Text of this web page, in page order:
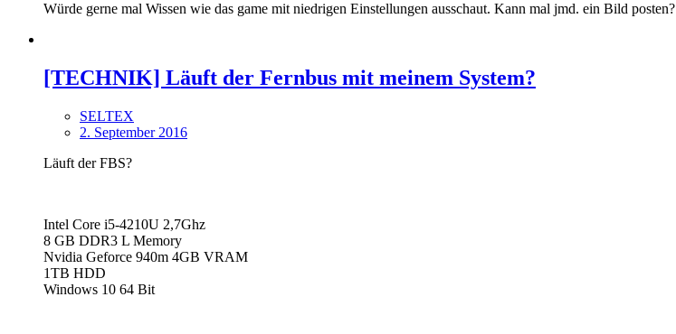
Würde gerne mal Wissen wie das game mit niedrigen Einstellungen ausschaut. Kann mal jmd. ein Bild posten?
[TECHNIK] Läuft der Fernbus mit meinem System?
SELTEX
2. September 2016
Läuft der FBS?
Intel Core i5-4210U 2,7Ghz
8 GB DDR3 L Memory
Nvidia Geforce 940m 4GB VRAM
1TB HDD
Windows 10 64 Bit